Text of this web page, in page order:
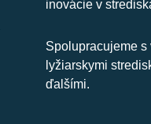
inovácie v
Spolupracujeme s
lyžiarskymi
ďalšími.